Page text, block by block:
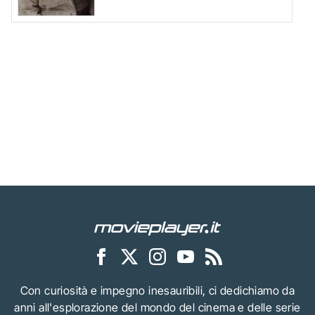
Con curiosità e impegno inesauribili, ci dedichiamo da
anni all'esplorazione del mondo del cinema e delle serie